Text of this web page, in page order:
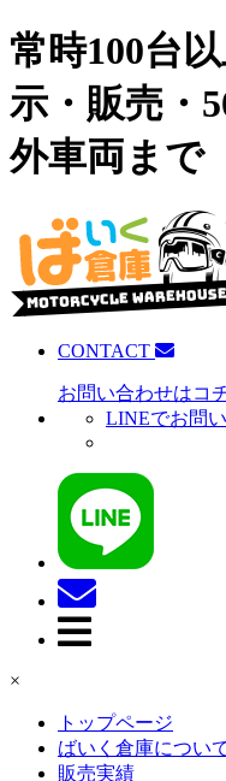
常時100台
示・販売・
外車両まで
CONTACT
お問い合わせはコ
LINEでお問
×
トップページ
ばいく倉庫につい
販売実績